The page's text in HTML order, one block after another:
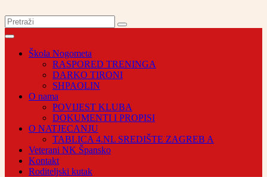
Škola Nogometa
RASPORED TRENINGA
DARKO TIRONI
SHPAOLIN
O nama
POVIJEST KLUBA
DOKUMENTI I PROPISI
O NATJECANJU
TABLICA 4.NL SREDIŠTE ZAGREB A
Veterani NK Špansko
Kontakt
Roditeljski kutak